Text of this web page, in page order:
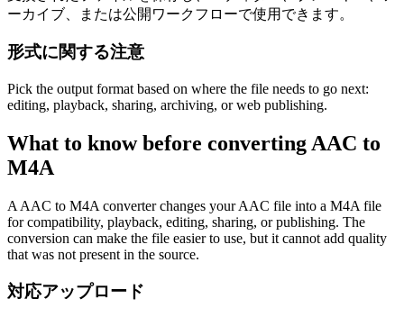
ーカイブ、または公開ワークフローで使用できます。
形式に関する注意
Pick the output format based on where the file needs to go next:
editing, playback, sharing, archiving, or web publishing.
What to know before converting AAC to
M4A
A AAC to M4A converter changes your AAC file into a M4A file
for compatibility, playback, editing, sharing, or publishing. The
conversion can make the file easier to use, but it cannot add quality
that was not present in the source.
対応アップロード